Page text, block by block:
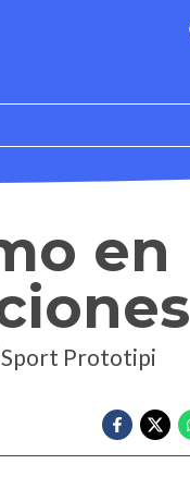
en
Prototipi